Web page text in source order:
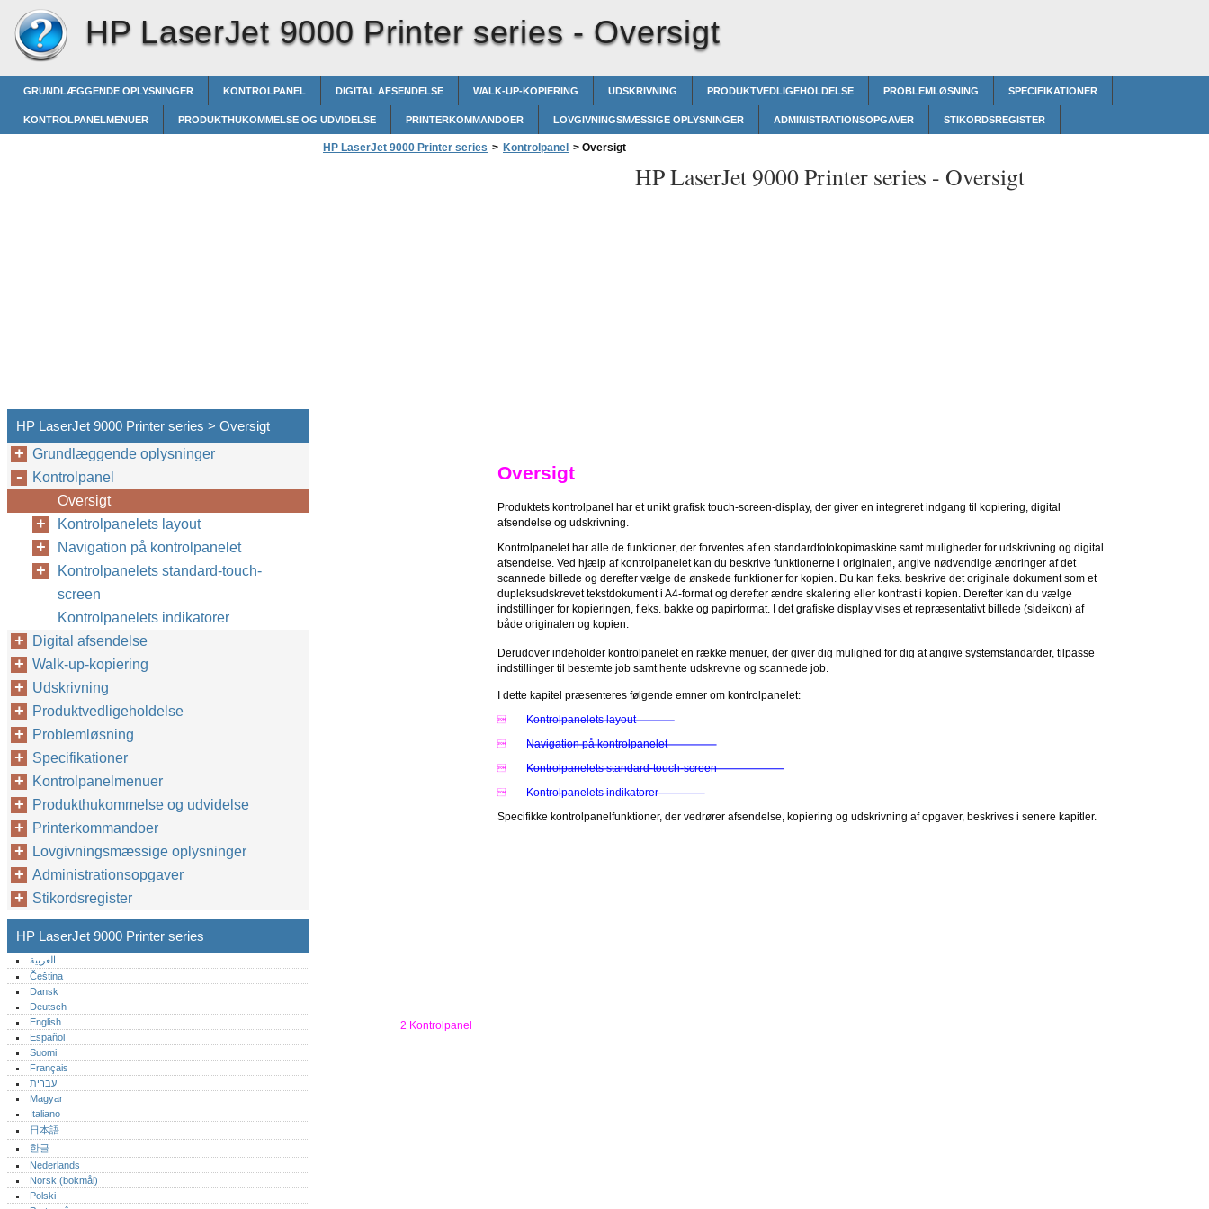
HP LaserJet 9000 Printer series -Oversigt
GRUNDLÆGGENDE OPLYSNINGER KONTROLPANEL DIGITAL AFSENDELSE WALK-UP-KOPIERING UDSKRIVNING PRODUKTVEDLIGEHOLDELSE PROBLEMLØSNING SPECIFIKATIONER
KONTROLPANELMENUER PRODUKTHUKOMMELSE OG UDVIDELSE PRINTERKOMMANDOER LOVGIVNINGSMÆSSIGE OPLYSNINGER ADMINISTRATIONSOPGAVER STIKORDSREGISTER
HP LaserJet 9000 Printer series > Kontrolpanel > Oversigt
HP LaserJet 9000 Printer series - Oversigt
Oversigt
Produktets kontrolpanel har et unikt grafisk touch-screen-display, der giver en integreret indgang til kopiering, digital
afsendelse og udskrivning.
Kontrolpanelet har alle de funktioner, der forventes af en standardfotokopimaskine samt muligheder for udskrivning og digital
afsendelse. Ved hjælp af kontrolpanelet kan du beskrive funktionerne i originalen, angive nødvendige ændringer af det
scannede billede og derefter vælge de ønskede funktioner for kopien. Du kan f.eks. beskrive det originale dokument som et
dupleksudskrevet tekstdokument i A4-format og derefter ændre skalering eller kontrast i kopien. Derefter kan du vælge
indstillinger for kopieringen, f.eks. bakke og papirformat. I det grafiske display vises et repræsentativt billede (sideikon) af
både originalen og kopien.
Derudover indeholder kontrolpanelet en række menuer, der giver dig mulighed for dig at angive systemstandarder, tilpasse
indstillinger til bestemte job samt hente udskrevne og scannede job.
I dette kapitel præsenteres følgende emner om kontrolpanelet:
 Kontrolpanelets layout
 Navigation på kontrolpanelet
 Kontrolpanelets standard-touch-screen

Kontrolpanelets indikatorer
Specifikke kontrolpanelfunktioner, der vedrører afsendelse, kopiering og udskrivning af opgaver, beskrives i senere kapitler.
2 Kontrolpanel
HP LaserJet 9000 Printer series > Oversigt
Grundlæggende oplysninger
Kontrolpanel
Oversigt
Kontrolpanelets layout
Navigation på kontrolpanelet
Kontrolpanelets standard-touch-
screen
Kontrolpanelets indikatorer
Digital afsendelse
Walk-up-kopiering
Udskrivning
Produktvedligeholdelse
Problemløsning
Specifikationer
Kontrolpanelmenuer
Produkthukommelse og udvidelse
Printerkommandoer
Lovgivningsmæssige oplysninger
Administrationsopgaver
Stikordsregister
HP LaserJet 9000 Printer series
العربية
Čeština
Dansk
Deutsch
English
Español
Suomi
Français
עברית
Magyar
Italiano
日本語
한글
Nederlands
Norsk (bokmål)‎
Polski